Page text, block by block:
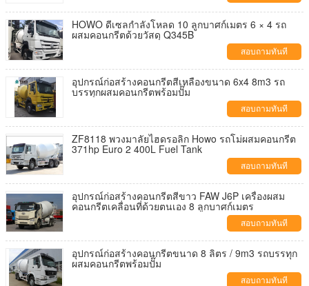
HOWO ดีเซลกำลังโหลด 10 ลูกบาศก์เมตร 6 × 4 รถ
ผสมคอนกรีตด้วยวัสดุ Q345B
สอบถามทันที
อุปกรณ์ก่อสร้างคอนกรีตสีเหลืองขนาด 6x4 8m3 รถ
บรรทุกผสมคอนกรีตพร้อมปั๊ม
สอบถามทันที
ZF8118 พวงมาลัยไฮดรอลิก Howo รถโม่ผสมคอนกรีต
371hp Euro 2 400L Fuel Tank
สอบถามทันที
อุปกรณ์ก่อสร้างคอนกรีตสีขาว FAW J6P เครื่องผสม
คอนกรีตเคลื่อนที่ด้วยตนเอง 8 ลูกบาศก์เมตร
สอบถามทันที
อุปกรณ์ก่อสร้างคอนกรีตขนาด 8 ลิตร / 9m3 รถบรรทุก
ผสมคอนกรีตพร้อมปั๊ม
สอบถามทันที